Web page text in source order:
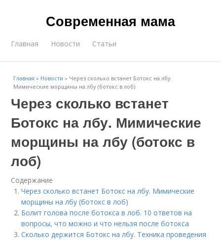
Современная мама
Главная Новости Статьи
Главная » Новости » Через сколько встанет Ботокс на лбу.
Мимические морщины на лбу (ботокс в лоб)
Через сколько встанет
Ботокс на лбу. Мимические
морщины на лбу (ботокс в
лоб)
Содержание
Через сколько встанет Ботокс на лбу. Мимические
морщины на лбу (ботокс в лоб)
Болит голова после ботокса в лоб. 10 ответов на
вопросы, что можно и что нельзя после ботокса
Сколько держится Ботокс на лбу. Техника проведения